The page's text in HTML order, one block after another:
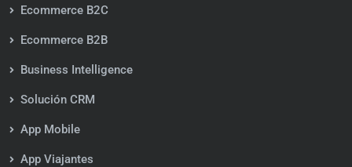
Ecommerce B2C
Ecommerce B2B
Business Intelligence
Solución CRM
App Mobile
App Viajantes